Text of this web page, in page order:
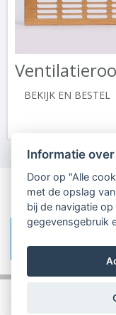
BEKIJK EN BESTEL
© David Kotora 2017-
Informatie
Door op "Alle
met de opslag
bij de navigatie
gegevensgebruik